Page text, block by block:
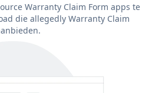
Warranty Claim Form apps te
die allegedly Warranty Claim